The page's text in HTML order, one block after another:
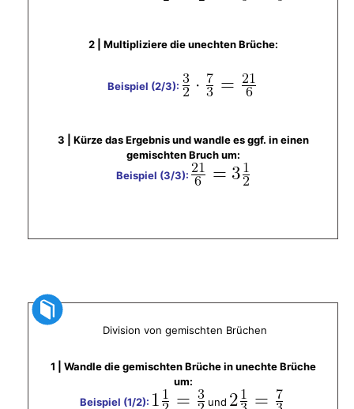
2 | Multipliziere die unechten Brüche:
Beispiel (2/3):
3 | Kürze das Ergebnis und wandle es ggf. in einen
gemischten Bruch um:
Beispiel (3/3):
Division von gemischten Brüchen
1 | Wandle die gemischten Brüche in unechte Brüche
um:
Beispiel (1/2):
und